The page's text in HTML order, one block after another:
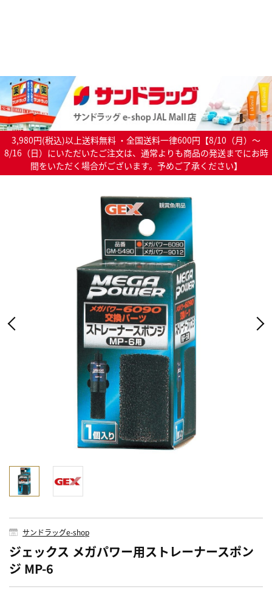
3,980円(税込)以上送料無料 ・全国送料一律600円【8/10（月）～
8/16（日）にいただいたご注文は、通常よりも商品の発送までにお時
間をいただく場合がございます。予めご了承ください】
サンドラッグe-shop
ジェックス メガパワー用ストレーナースポン
ジ MP-6